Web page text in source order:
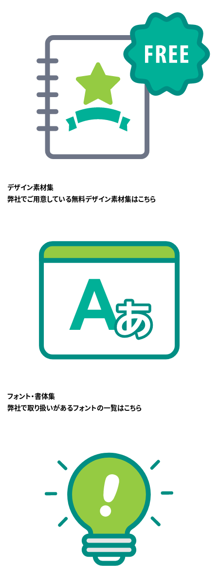
デザイン素材集
弊社でご用意している無料デザイン素材集はこちら
フォント・書体集
弊社で取り扱いがあるフォントの一覧はこちら